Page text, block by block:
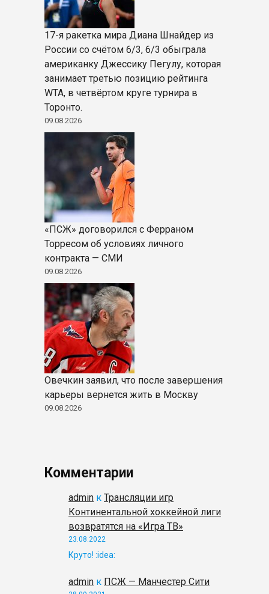
17-я ракетка мира Диана Шнайдер из
России со счётом 6/3, 6/3 обыграла
американку Джессику Пегулу, которая
занимает третью позицию рейтинга
WTA, в четвёртом круге турнира в
Торонто.
09.08.2026
«ПСЖ» договорился с Ферраном
Торресом об условиях личного
контракта — СМИ
09.08.2026
Овечкин заявил, что после завершения
карьеры вернется жить в Москву
09.08.2026
Комментарии
admin к Трансляции игр
Континентальной хоккейной лиги
возвратятся на «Игра ТВ»
23.08.2022
Круто! :idea:
admin к ПСЖ — Манчестер Сити